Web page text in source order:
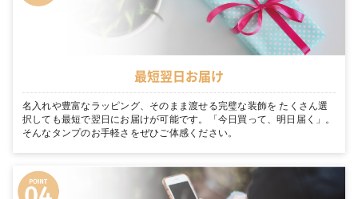
最短翌日お届け
名入れや豊富なラッピング、そのまま渡せる完璧な装飾を たくさん選
択しても最短で翌日にお届けが可能です。「今日買って、明日届く」。
そんなタンプのお手軽さをぜひご体感ください。